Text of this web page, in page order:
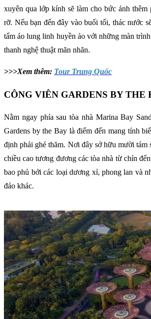
xuyên qua lớp kính sẽ làm cho bức ảnh
rỡ. Nếu bạn đến đây vào buổi tối, thác nước
tấm áo lung linh huyền ảo với những màn
thanh nghệ thuật mãn nhãn.
>>>Xem thêm: Tour Trung Quốc
CÔNG VIÊN GARDENS BY THE
Nằm ngay phía sau tòa nhà Marina Bay
Gardens by the Bay là điểm đến mang tính
định phải ghé thăm. Nơi đây sở hữu mười tám
chiều cao tương đương các tòa nhà từ chín
bao phủ bởi các loại dương xỉ, phong lan và
đáo khác.